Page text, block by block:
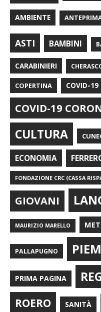
AMBIENTE
ASTI BAMBINI
CARABINIERI
COPERTINA COVID-19
COVID-19
CULTURA
ECONOMIA
FONDAZIONE CRC (CASSA
GIOVANI
MAURIZIO MARELLO
PALLAPUGNO
PRIMA PAGINA
ROERO SANITÀ